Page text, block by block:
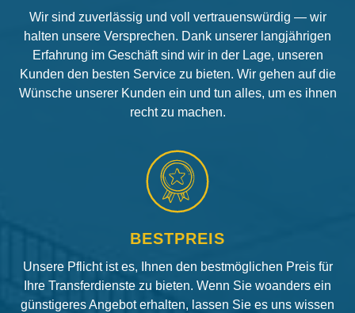
Wir sind zuverlässig und voll vertrauenswürdig — wir
halten unsere Versprechen. Dank unserer langjährigen
Erfahrung im Geschäft sind wir in der Lage, unseren
Kunden den besten Service zu bieten. Wir gehen auf die
Wünsche unserer Kunden ein und tun alles, um es ihnen
recht zu machen.
BESTPREIS
Unsere Pflicht ist es, Ihnen den bestmöglichen Preis für
Ihre Transferdienste zu bieten. Wenn Sie woanders ein
günstigeres Angebot erhalten, lassen Sie es uns wissen